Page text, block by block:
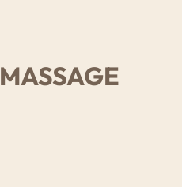
MASSAGE